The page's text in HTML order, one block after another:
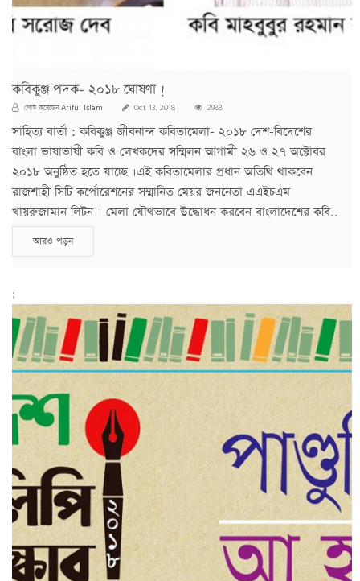
কবিকুঞ্জ পদক- ২০১৮ ঘোষণা !
পোস্ট করেছেনAriful Islam Oct 13, 2018 2988
সাহিত্য বার্তা : কবিকুঞ্জ জীবনান্দ কবিতামেলা- ২০১৮ দেশ-বিদেশের
বাংলা ভাষাভাষী কবি ও লেখকদের সম্মিলন আগামী ২৬ ও ২৭ অক্টোবর
২০১৮ অনুষ্ঠিত হতে যাচ্ছে ।এই কবিতামেলার প্রধান অতিথি থাকবেন
রাজশাহী সিটি কর্পোরেশনের সম্মানিত মেয়র জননেতা এএইচএম
খায়রুজামান লিটন । মেলা যৌথভাবে উদ্ধোধন করবেন বাংলাদেশের কবি..
আরও পড়ুন
;